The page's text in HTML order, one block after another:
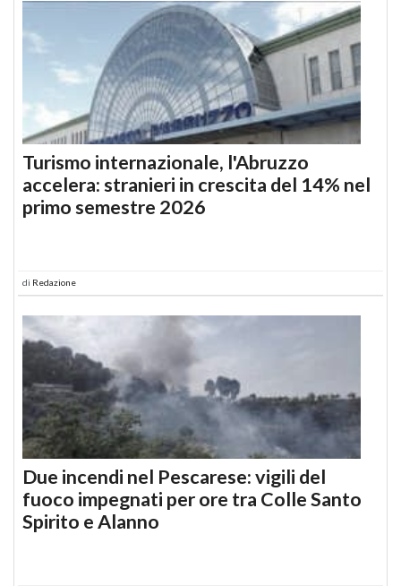
Turismo internazionale, l'Abruzzo
accelera: stranieri in crescita del 14% nel
primo semestre 2026
di Redazione
Due incendi nel Pescarese: vigili del
fuoco impegnati per ore tra Colle Santo
Spirito e Alanno